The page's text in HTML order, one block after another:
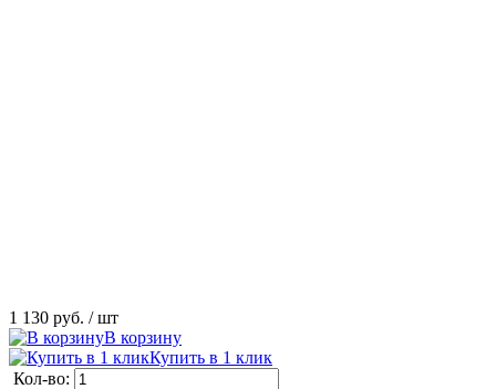
1 130 руб. / шт
В корзину
Купить в 1 клик
Кол-во: